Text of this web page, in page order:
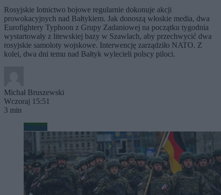
Rosyjskie lotnictwo bojowe regularnie dokonuje akcji
prowokacyjnych nad Bałtykiem. Jak donoszą włoskie media, dwa
Eurofightery Typhoon z Grupy Zadaniowej na początku tygodnia
wystartowały z litewskiej bazy w Szawlach, aby przechwycić dwa
rosyjskie samoloty wojskowe. Interwencję zarządziło NATO. Z
kolei, dwa dni temu nad Bałtyk wylecieli polscy piloci.
Michał Bruszewski
Wczoraj 15:51
3 min
Wojsko